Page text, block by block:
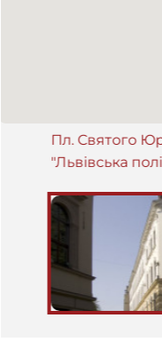
Пл. Святого
"Львівська